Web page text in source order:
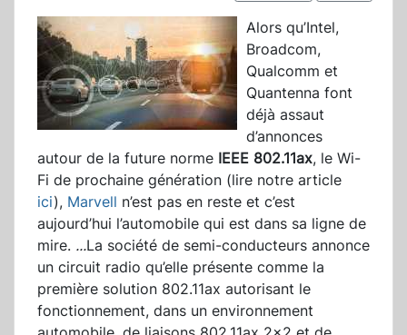
Alors qu’Intel,
Broadcom,
Qualcomm et
Quantenna font
déjà assaut
d’annonces
autour de la future norme IEEE 802.11ax, le Wi-
Fi de prochaine génération (lire notre article
ici), Marvell n’est pas en reste et c’est
aujourd’hui l’automobile qui est dans sa ligne de
mire. ...La société de semi-conducteurs annonce
un circuit radio qu’elle présente comme la
première solution 802.11ax autorisant le
fonctionnement, dans un environnement